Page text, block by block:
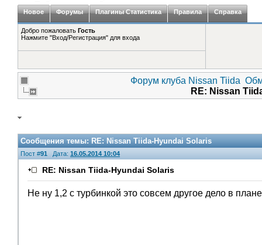
Новое Форумы Плагины Статистика Правила Справка
Добро пожаловать Гость
Нажмите "Вход/Регистрация" для входа
Форум клуба Nissan Tiida
RE: Nissan
Сообщения темы:RE: Nissan Tiida-Hyundai Solaris
Пост #91 Дата: 16.05.2014 10:04
RE: Nissan Tiida-Hyundai Solaris
Не ну 1,2 с турбинкой это совсем другое дело в